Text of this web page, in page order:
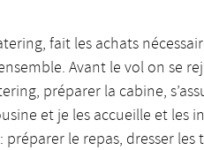
fait les achats
Avant le vol on se
préparer la cabine,
et je les accueille et les
le repas, dresser les